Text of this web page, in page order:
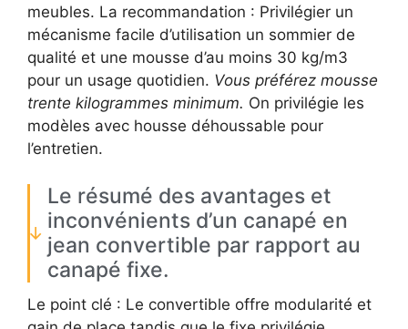
meubles. La recommandation : Privilégier un
mécanisme facile d’utilisation un sommier de
qualité et une mousse d’au moins 30 kg/m3
pour un usage quotidien. Vous préférez mousse
trente kilogrammes minimum. On privilégie les
modèles avec housse déhoussable pour
l’entretien.
Le résumé des avantages et
inconvénients d’un canapé en
jean convertible par rapport au
canapé fixe.
Le point clé : Le convertible offre modularité et